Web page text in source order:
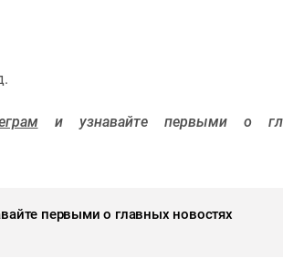
и узнавайте первыми о
первыми о главных новостях